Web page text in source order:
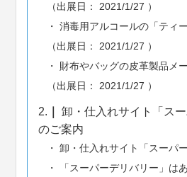
（出展日： 2021/1/27 ）
消毒用アルコールの「ティ
（出展日： 2021/1/27 ）
財布やバッグの皮革製品メ
（出展日： 2021/1/27 ）
2.
卸・仕入れサイト「スー
のご案内
卸・仕入れサイト「スーパ
「スーパーデリバリー」は